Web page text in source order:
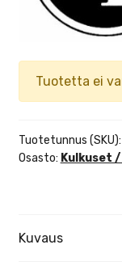
Tuotetta ei
Tuotetunnus (SKU):
Osasto: Kulkuset
Kuvaus